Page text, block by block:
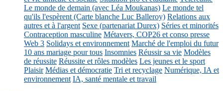
Le monde de demain (avec Léa Moukanas) Le monde tel
qu'ils l'espèrent (Carte blanche Luc Balleroy) Relations aux
autres et à l'argent Sexe (partenariat Durex) Séries et minorités
Contraception masculine Métavers, COP26 et conso presse
Web 3 Solidays et environnement Marché de l'emploi du futur
10 ans mariage pour tous Insomnies Réussir sa vie Modèles
de réussite Réussite et rôles modèles Les jeunes et le sport
Plaisir Médias et démocratie Tri et recyclage Numérique, IA et
environnement IA, santé mentale et travail